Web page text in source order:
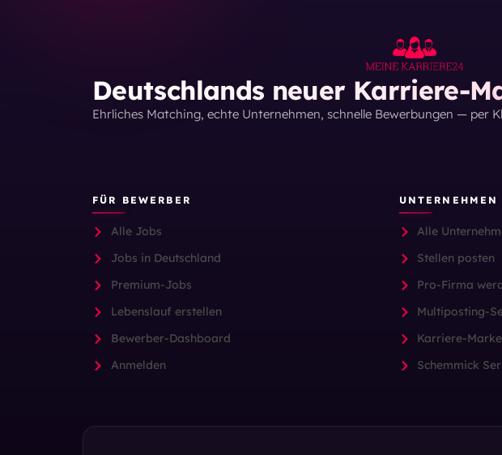
Deutschlands neuer Karriere-
Ehrliches Matching, echte Unternehmen, schnelle Bewerbungen — per
FÜR BEWERBER
Alle Jobs
Jobs in Deutschland
Premium-Jobs
Lebenslauf erstellen
Bewerber-Dashboard
Anmelden
UNTERNEHMEN
Alle
Stellen posten
Pro-Firma
Multiposting-
Karriere-
Schemmick